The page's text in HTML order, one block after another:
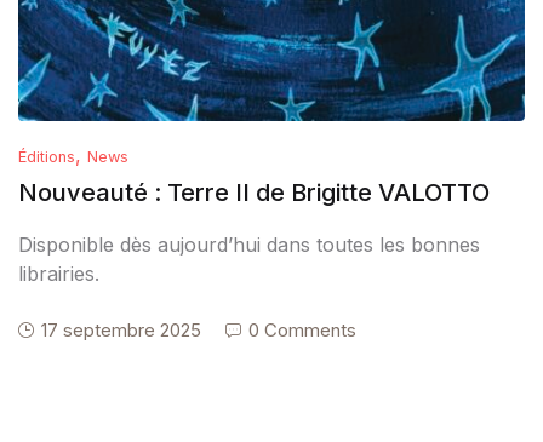
Éditions, News
Nouveauté : Terre II de Brigitte VALOTTO
Disponible dès aujourd’hui dans toutes les bonnes
librairies.
17 septembre 2025 0 Comments